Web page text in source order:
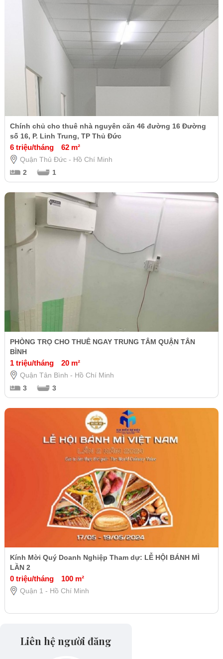
Chính chủ cho thuê nhà nguyên căn 46 đường 16 Đường
số 16, P. Linh Trung, TP Thủ Đức
6 triệu/tháng 62 m²
Quận Thủ Đức - Hồ Chí Minh
2
1
PHÒNG TRỌ CHO THUÊ NGAY TRUNG TÂM QUẬN TÂN
BÌNH
1 triệu/tháng 20 m²
Quận Tân Bình - Hồ Chí Minh
3
3
Kính Mời Quý Doanh Nghiệp Tham dự: LỄ HỘI BÁNH MÌ
LẦN 2
0 triệu/tháng 100 m²
Quận 1 - Hồ Chí Minh
Liên hệ người đăng